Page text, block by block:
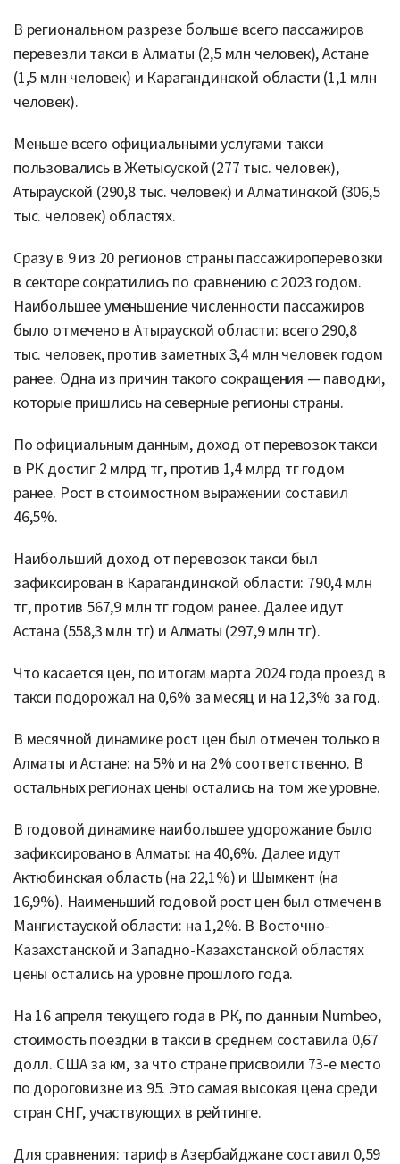
В региональном разрезе больше всего пассажиров
перевезли такси в Алматы (2,5 млн человек), Астане
(1,5 млн человек) и Карагандинской области (1,1 млн
человек).
Меньше всего официальными услугами такси
пользовались в Жетысуской (277 тыс. человек),
Атырауской (290,8 тыс. человек) и Алматинской (306,5
тыс. человек) областях.
Сразу в 9 из 20 регионов страны пассажироперевозки
в секторе сократились по сравнению с 2023 годом.
Наибольшее уменьшение численности пассажиров
было отмечено в Атырауской области: всего 290,8
тыс. человек, против заметных 3,4 млн человек годом
ранее. Одна из причин такого сокращения — паводки,
которые пришлись на северные регионы страны.
По официальным данным, доход от перевозок такси
в РК достиг 2 млрд тг, против 1,4 млрд тг годом
ранее. Рост в стоимостном выражении составил
46,5%.
Наибольший доход от перевозок такси был
зафиксирован в Карагандинской области: 790,4 млн
тг, против 567,9 млн тг годом ранее. Далее идут
Астана (558,3 млн тг) и Алматы (297,9 млн тг).
Что касается цен, по итогам марта 2024 года проезд в
такси подорожал на 0,6% за месяц и на 12,3% за год.
В месячной динамике рост цен был отмечен только в
Алматы и Астане: на 5% и на 2% соответственно. В
остальных регионах цены остались на том же уровне.
В годовой динамике наибольшее удорожание было
зафиксировано в Алматы: на 40,6%. Далее идут
Актюбинская область (на 22,1%) и Шымкент (на
16,9%). Наименьший годовой рост цен был отмечен в
Мангистауской области: на 1,2%. В Восточно-
Казахстанской и Западно-Казахстанской областях
цены остались на уровне прошлого года.
На 16 апреля текущего года в РК, по данным Numbeo,
стоимость поездки в такси в среднем составила 0,67
долл. США за км, за что стране присвоили 73-е место
по дороговизне из 95. Это самая высокая цена среди
стран СНГ, участвующих в рейтинге.
Для сравнения: тариф в Азербайджане составил 0,59